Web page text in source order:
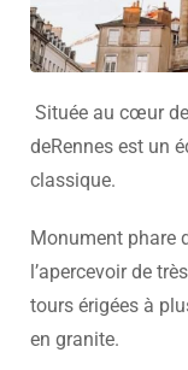
Située au cœur
deRennes est un
classique.
Monument phare
l’apercevoir de
tours érigées à
en granite.